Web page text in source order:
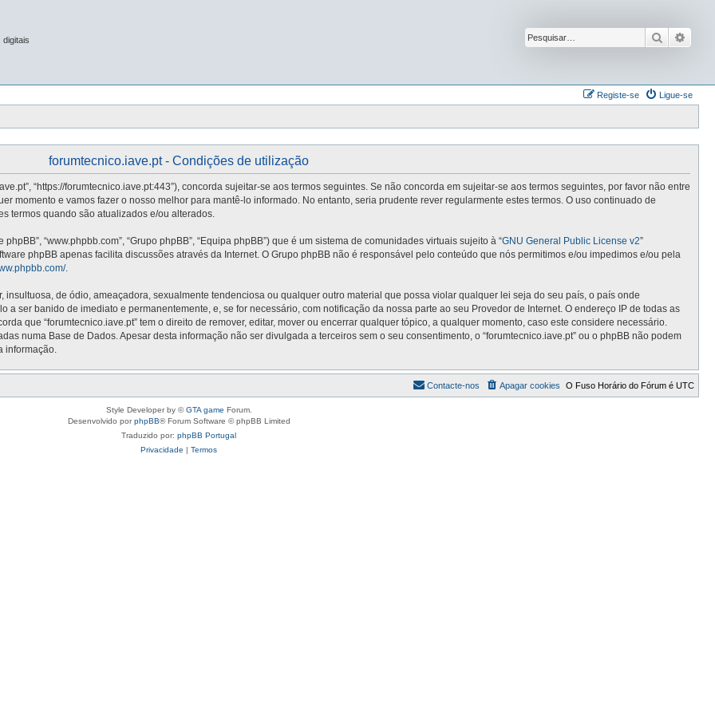
digitais Pesquisar
Ligue-se
Registe-se
forumtecnico.iave.pt - Condições de utilização
“https://forumtecnico.iave.pt:443”), concorda sujeitar-se aos termos seguintes. Se não concorda em sujeitar-se aos termos seguintes, por favor não entre
momento e vamos fazer o nosso melhor para mantê-lo informado. No entanto, seria prudente rever regularmente estes termos. O uso continuado de
termos quando são atualizados e/ou alterados.
“www.phpbb.com”, “Grupo phpBB”, “Equipa phpBB”) que é um sistema de comunidades virtuais sujeito à “GNU General Public License v2”
phpBB apenas facilita discussões através da Internet. O Grupo phpBB não é responsável pelo conteúdo que nós permitimos e/ou impedimos e/ou pela
.
de ódio, ameaçadora, sexualmente tendenciosa ou qualquer outro material que possa violar qualquer lei seja do seu país, o país onde
a ser banido de imediato e permanentemente, e, se for necessário, com notificação da nossa parte ao seu Provedor de Internet. O endereço IP de todas as
que “forumtecnico.iave.pt” tem o direito de remover, editar, mover ou encerrar qualquer tópico, a qualquer momento, caso este considere necessário.
numa Base de Dados. Apesar desta informação não ser divulgada a terceiros sem o seu consentimento, o “forumtecnico.iave.pt” ou o phpBB não podem
informação.
O Fuso Horário do Fórum é UTC
Apagar cookies
Contacte-nos
Style Developer by ©GTA game Forum.
Desenvolvido porphpBB® Forum Software © phpBB Limited
Traduzido por: phpBB Portugal
Privacidade | Termos